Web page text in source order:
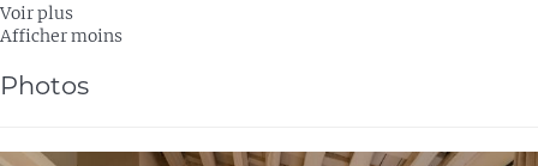
Voir plus
Afficher moins
Photos